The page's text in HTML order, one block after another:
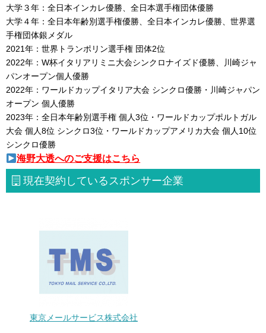
大学３年：全日本インカレ優勝、全日本選手権団体優勝
大学４年：全日本年齢別選手権優勝、全日本インカレ優勝、世界選
手権団体銀メダル
2021年：世界トランポリン選手権 団体2位
2022年：W杯イタリアリミニ大会シンクロナイズド優勝、川崎ジャ
パンオープン個人優勝
2022年：ワールドカップイタリア大会 シンクロ優勝・川崎ジャパン
オープン 個人優勝
2023年：全日本年齢別選手権 個人3位・ワールドカップポルトガル
大会 個人8位 シンクロ3位・ワールドカップアメリカ大会 個人10位
シンクロ優勝
海野大透へのご支援はこちら
現在契約しているスポンサー企業
東京メールサービス株式会社